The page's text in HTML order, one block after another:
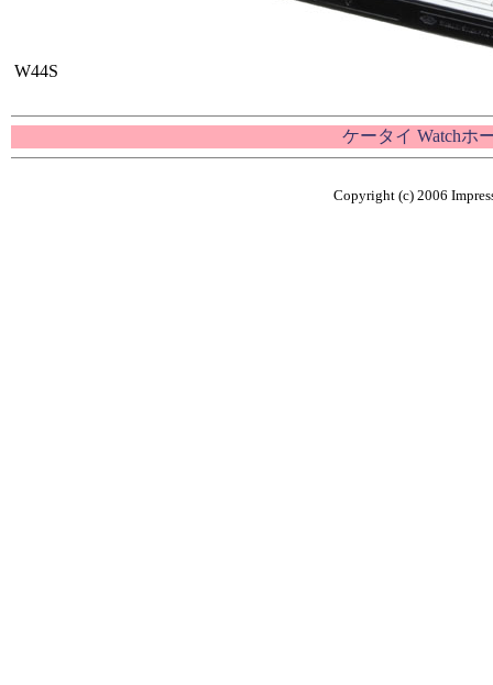
W44S
ケータイ Watchホ
Copyright (c) 2006